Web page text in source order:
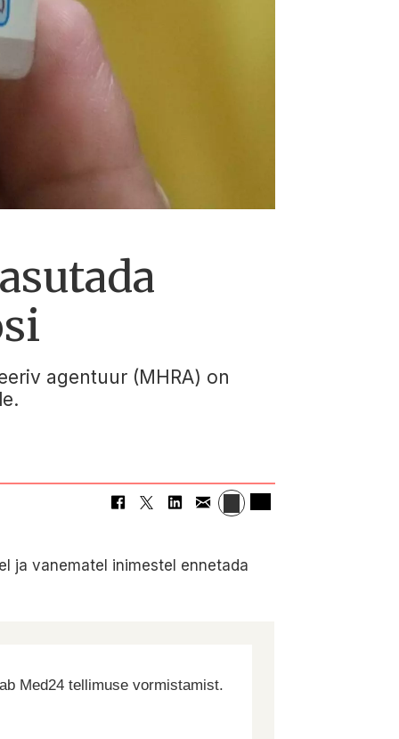
agentuur (MHRA) on
ja vanematel inimestel ennetada
Med24 tellimuse vormistamist.